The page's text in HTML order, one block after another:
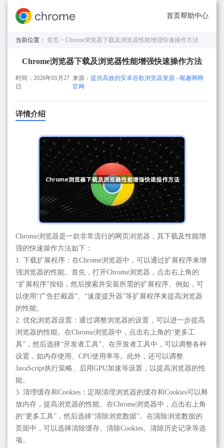
首页帮助中心
当前位置： 首页 > Chrome浏览器下载及浏览器性能增强快速操作方法
Chrome浏览器下载及浏览器性能增强快速操作方法
时间：2026年01月27
日
来源：提供高效的安卓谷歌浏览器资源 - 喔趣啊网
官网
详情介绍
Chrome浏览器是一款非常流行的网页浏览器，其下载及性能增
强的快速操作方法如下：
1. 下载扩展程序：在Chrome浏览器中，可以通过扩展程序来增
强浏览器的性能。首先，打开Chrome浏览器，点击右上角的
“扩展程序”按钮，然后搜索并安装所需的扩展程序。例如，可
以使用“广告拦截器”、“速度提升器”等扩展程序来提高浏览器
的性能。
2. 优化浏览器设置：通过调整浏览器的设置，可以进一步提高
浏览器的性能。在Chrome浏览器中，点击右上角的“更多工
具”，然后选择“开发者工具”。在开发者工具中，可以调整各种
设置，如内存使用、CPU使用率等。此外，还可以调整
JavaScript执行策略、启用GPU加速等设置，以提高浏览器的性
能。
3. 清理缓存和Cookies：定期清理浏览器的缓存和Cookies可以释
放内存，提高浏览器的性能。在Chrome浏览器中，点击右上角
的“更多工具”，然后选择“清除浏览数据”。在清除浏览数据的
页面中，可以选择清除缓存、清除Cookies、清除历史记录等选
项。